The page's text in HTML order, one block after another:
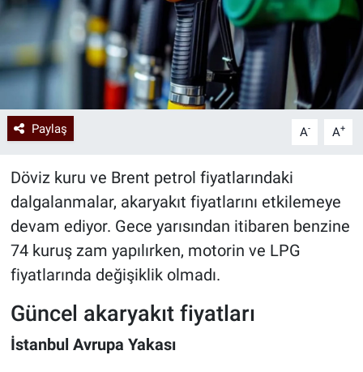
Paylaş A- A+
Döviz kuru ve Brent petrol fiyatlarındaki
dalgalanmalar, akaryakıt fiyatlarını etkilemeye
devam ediyor. Gece yarısından itibaren benzine
74 kuruş zam yapılırken, motorin ve LPG
fiyatlarında değişiklik olmadı.
Güncel akaryakıt fiyatları
İstanbul Avrupa Yakası